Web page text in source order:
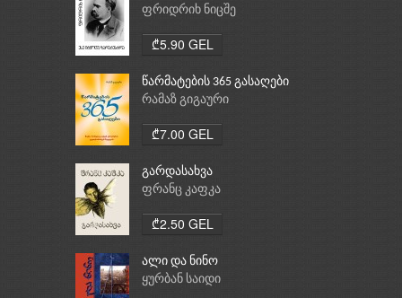
ფრიდრიხ ნიცშე
₾5.90 GEL
წარმატების 365 გასაღები
რამაზ გიგაური
₾7.00 GEL
გარდასახვა
ფრანც კაფკა
₾2.50 GEL
ალი და ნინო
ყურბან საიდი